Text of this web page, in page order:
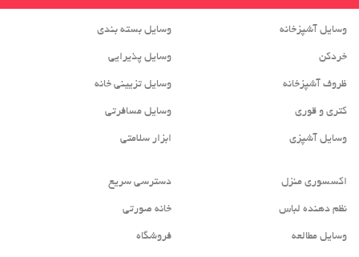
وسایل آشپزخانه
خردکن
ظروف آشپزخانه
کتری و قوری
وسایل آشپزی
وسایل بسته بندی
وسایل پذیرایی
وسایل تزیینی خانه
وسایل مسافرتی
ابزار سلامتی
اکسسوری منزل
نظم دهنده لباس
وسایل مطالعه
دسترسی سریع
خانه صورتی
فروشگاه